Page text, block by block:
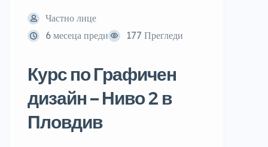
Частно лице
6 месеца преди
177 Прегледи
Курс по Графичен
дизайн – Ниво 2 в
Пловдив